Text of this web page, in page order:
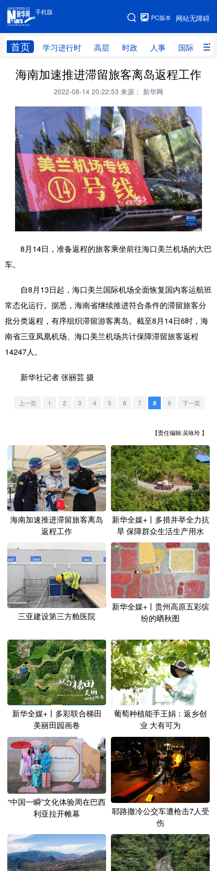
手机版
网站无障碍
PC版本
首页 学习进行时 高层 时政 人事 国际 财
手机版
网站地图
学习进行时 高层 时政 人事
财经 网评
思客智库 全球连线 教育
科创 量子 体育
文化 书画 健康 军事
访谈 视频 图片 政务
法律 中央文件 金融 汽车
食品 信息化 数字经济
文化产业
地方频道
北京 天津
湖南
广东 广西 海南 重庆
四川 贵州 云南 西藏
陕西 青海 宁夏
新疆 内蒙古 黑龙江
多语种频道
English Español Français عربى
Русский язык 日本語 한국어
Deutsch Português
海南加速推进滞留旅客离岛返程工作
2022-08-14 20:22:53 来源： 新华网
8月14日，准备返程的旅客乘坐前往海口美兰机场的大巴
车。
自8月13日起，海口美兰国际机场全面恢复国内客运航班
常态化运行。据悉，海南省继续推进符合条件的滞留旅客分
批分类返程，有序组织滞留游客离岛。截至8月14日6时，海
南省三亚凤凰机场、海口美兰机场共计保障滞留旅客返程
14247人。
新华社记者 张丽芸 摄
上一页 1 2 3 4 5 6 7 8 9 下一页
【责任编辑:吴咏玲 】
海南加速推进滞留旅客离岛
返程工作
新华全媒+丨多措并举全力抗
旱 保障群众生活生产用水
三亚建设第三方舱医院
新华全媒+丨贵州高原五彩缤
纷的晒秋图
新华全媒+丨多彩联合梯田
美丽田园画卷
葡萄种植能手王娟：返乡创
业 大有可为
“中国一瞬”文化体验周在巴西
利亚拉开帷幕
耶路撒冷公交车遭枪击7人受
伤